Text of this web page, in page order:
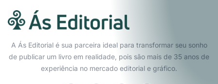
A Ás Editorial é sua parceira ideal para transformar seu sonho
de publicar um livro em realidade, pois são mais de 35 anos de
experiência no mercado editorial e gráfico.